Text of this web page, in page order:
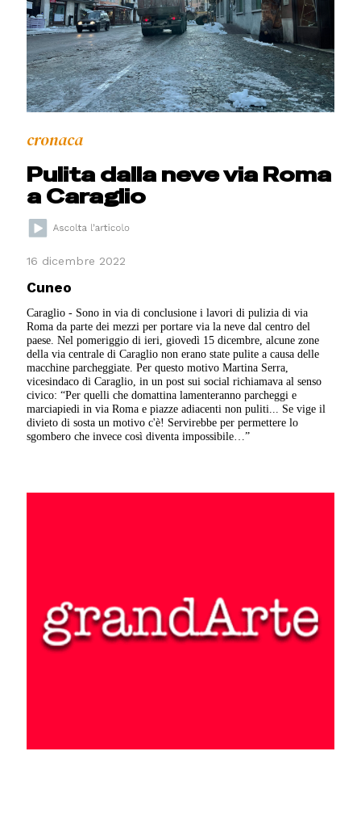
cronaca
Pulita dalla neve via Roma
a Caraglio
16 dicembre 2022
Cuneo
Caraglio - Sono in via di conclusione i lavori di pulizia di via
Roma da parte dei mezzi per portare via la neve dal centro del
paese. Nel pomeriggio di ieri, giovedì 15 dicembre, alcune zone
della via centrale di Caraglio non erano state pulite a causa delle
macchine parcheggiate. Per questo motivo Martina Serra,
vicesindaco di Caraglio, in un post sui social richiamava al senso
civico: “Per quelli che domattina lamenteranno parcheggi e
marciapiedi in via Roma e piazze adiacenti non puliti... Se vige il
divieto di sosta un motivo c'è! Servirebbe per permettere lo
sgombero che invece così diventa impossibile…”